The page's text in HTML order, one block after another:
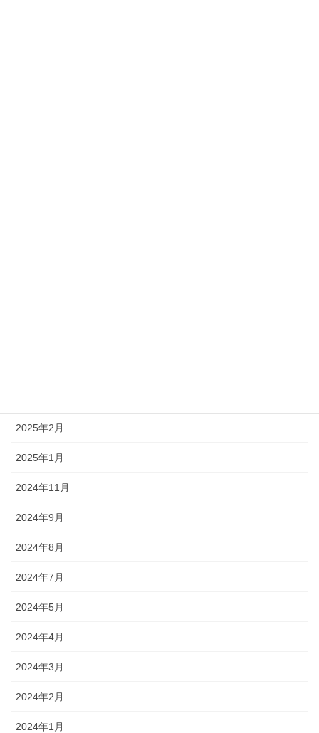
2025年2月
2025年1月
2024年11月
2024年9月
2024年8月
2024年7月
2024年5月
2024年4月
2024年3月
2024年2月
2024年1月